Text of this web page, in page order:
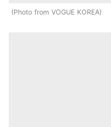
Photo from VOGUE KOREA